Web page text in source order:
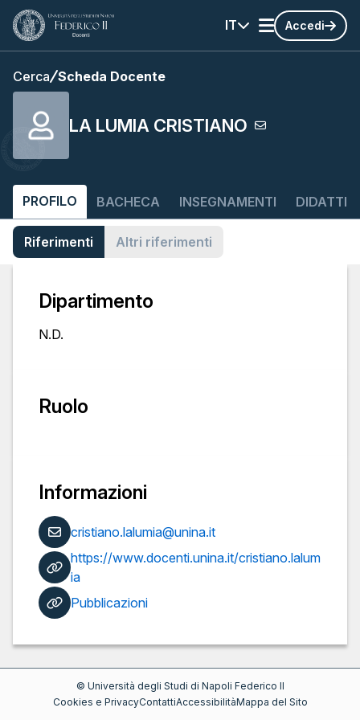
IT Accedi
Cerca Scheda Docente
LA LUMIA CRISTIANO
PROFILO BACHECA INSEGNAMENTI
Riferimenti Altri riferimenti
Dipartimento
N.D.
Ruolo
Informazioni
cristiano.lalumia@unina.it
https://www.docenti.unina.it/cristiano.lalum
ia
Pubblicazioni
© Università degli Studi di Napoli Federico II
Cookies e PrivacyContattiAccessibilitàMappa del Sito